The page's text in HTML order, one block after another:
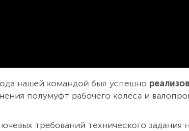
нашей командой был успешно
полумуфт рабочего колеса и
требований технического задания